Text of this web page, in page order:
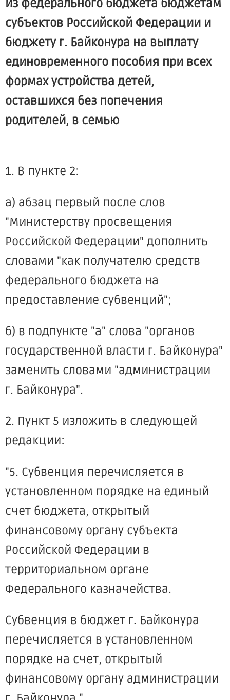
из федерального бюджета бюджетам
субъектов Российской Федерации и
бюджету г. Байконура на выплату
единовременного пособия при всех
формах устройства детей,
оставшихся без попечения
родителей, в семью
1. В пункте 2:
а) абзац первый после слов
"Министерству просвещения
Российской Федерации" дополнить
словами "как получателю средств
федерального бюджета на
предоставление субвенций";
б) в подпункте "а" слова "органов
государственной власти г. Байконура"
заменить словами "администрации
г. Байконура".
2. Пункт 5 изложить в следующей
редакции:
"5. Субвенция перечисляется в
установленном порядке на единый
счет бюджета, открытый
финансовому органу субъекта
Российской Федерации в
территориальном органе
Федерального казначейства.
Субвенция в бюджет г. Байконура
перечисляется в установленном
порядке на счет, открытый
финансовому органу администрации